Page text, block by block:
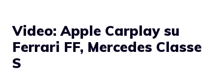
Video: Apple Carplay su
Ferrari FF, Mercedes Classe
S